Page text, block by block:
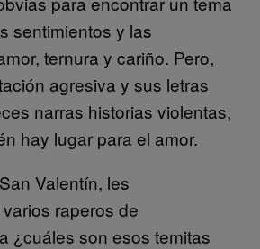
sentimientos y las
ternura y cariño. Pero,
agresiva y sus letras
narras historias violentas,
hay lugar para el amor.
Valentín, les
raperos de
¿cuáles son esos temitas